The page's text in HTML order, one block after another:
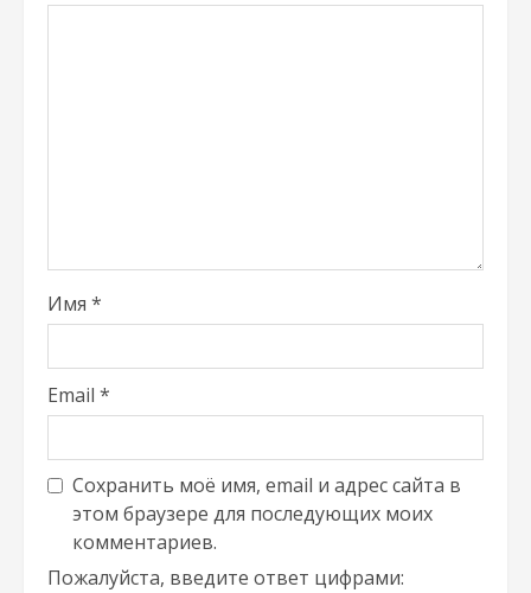
Имя *
Email *
Сохранить моё имя, email и адрес сайта в
этом браузере для последующих моих
комментариев.
Пожалуйста, введите ответ цифрами: